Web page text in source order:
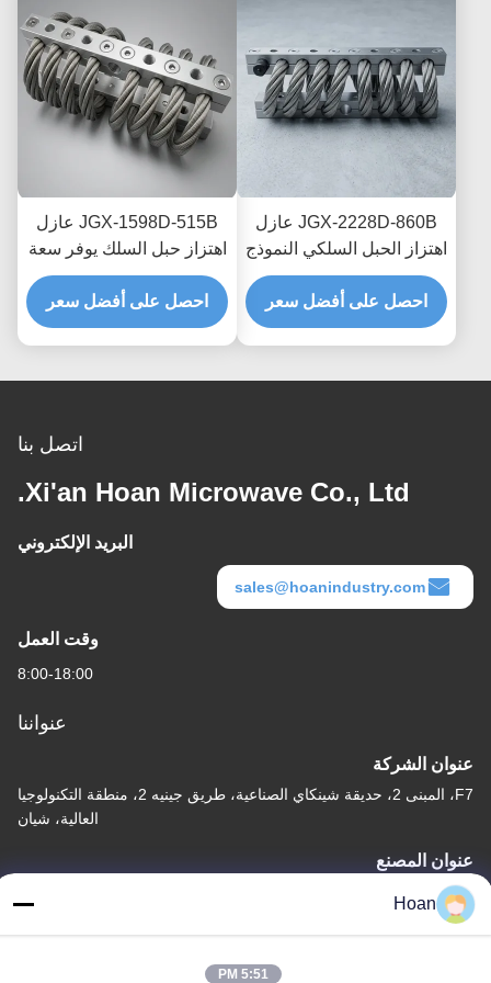
JGX-2228D-860B عازل
اهتزاز الحبل السلكي النموذج
السريع التجميع السريع
صمام الصدمة القابل
للتخصيص
احصل على أفضل سعر
JGX-1598D-515B عازل
اهتزاز حبل السلك يوفر سعة
تحميل قابلة للتطوير وعزل
الضوضاء المنقولة بالهيكل
احصل على أفضل سعر
اتصل بنا
Xi'an Hoan Microwave Co., Ltd.
البريد الإلكتروني
sales@hoanindustry.com
وقت العمل
8:00-18:00
عنواننا
عنوان الشركة
F7، المبنى 2، حديقة شينكاي الصناعية، طريق جينيه 2، منطقة التكنولوجيا
العالية، شيان
عنوان المصنع
Hoan
5:51 PM